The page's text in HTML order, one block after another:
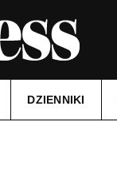
DZIENNIKI